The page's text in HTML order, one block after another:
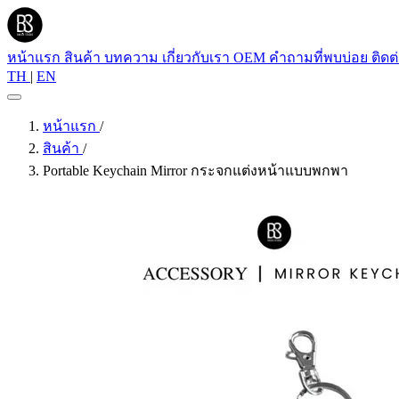
หน้าแรก สินค้า บทความ เกี่ยวกับเรา OEM คำถามที่พบบ่อย ติดต่
TH | EN
หน้าแรก /
สินค้า /
Portable Keychain Mirror กระจกแต่งหน้าแบบพกพา